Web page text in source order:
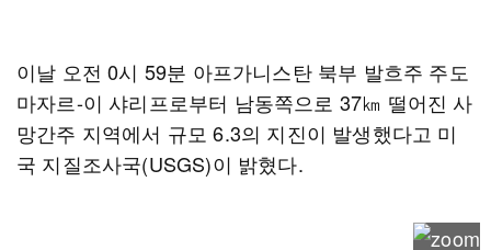
이날 오전 0시 59분 아프가니스탄 북부 발흐주 주도
마자르-이 샤리프로부터 남동쪽으로 37㎞ 떨어진 사
망간주 지역에서 규모 6.3의 지진이 발생했다고 미
국 지질조사국(USGS)이 밝혔다.